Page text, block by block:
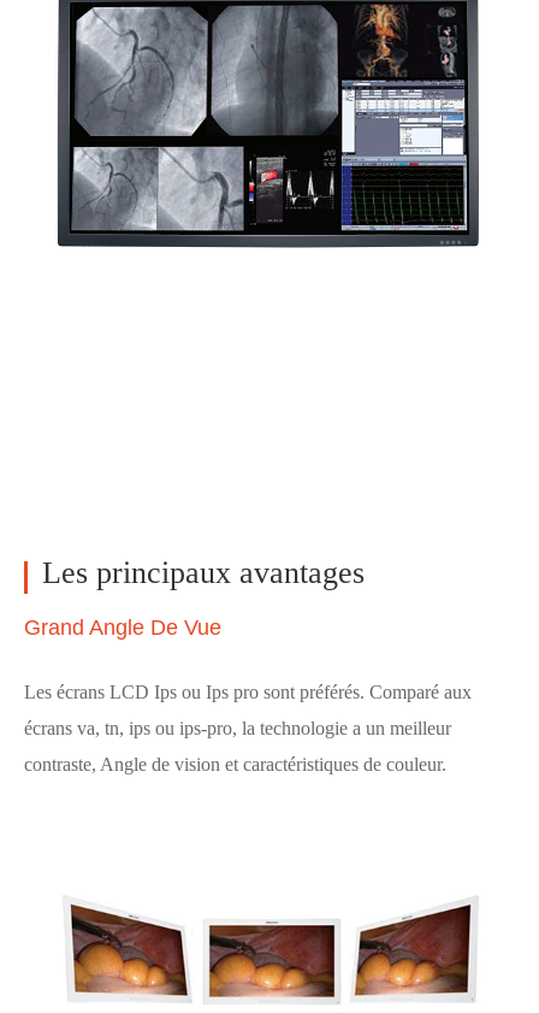
Les principaux avantages
Grand Angle De Vue
Les écrans LCD Ips ou Ips pro sont préférés. Comparé aux
écrans va, tn, ips ou ips-pro, la technologie a un meilleur
contraste, Angle de vision et caractéristiques de couleur.